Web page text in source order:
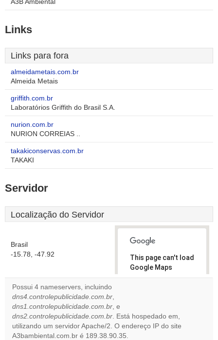
A3B Ambiental
Links
Links para fora
almeidametais.com.br
Almeida Metais
griffith.com.br
Laboratórios Griffith do Brasil S.A.
nurion.com.br
NURION CORREIAS ..
takakiconservas.com.br
TAKAKI
Servidor
Localização do Servidor
Brasil
-15.78, -47.92
This page can't load
Google Maps
correctly.
website?
Possui 4 nameservers, incluindo
dns4.controlepublicidade.com.br,
dns1.controlepublicidade.com.br, e
dns2.controlepublicidade.com.br. Está hospedado em,
utilizando um servidor Apache/2. O endereço IP do site
A3bambiental.com.br é 189.38.90.35.